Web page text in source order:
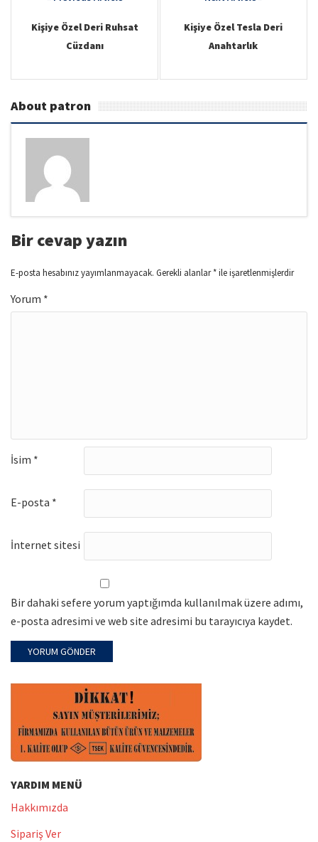
a
t
i
navigation
Kişiye Özel Deri Ruhsat
Cüzdanı
Kişiye Özel Tesla Deri
Anahtarlık
About patron
Bir cevap yazın
E-posta hesabınız yayımlanmayacak. Gerekli alanlar*ile işaretlenmişlerdir
Yorum *
İsim *
E-posta *
İnternet sitesi
Bir dahaki sefere yorum yaptığımda kullanılmak üzere adımı,
e-posta adresimi ve web site adresimi bu tarayıcıya kaydet.
YARDIM MENÜ
Hakkımızda
Sipariş Ver